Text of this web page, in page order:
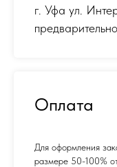
г. Уфа ул.
Оплата
Для оформления
размере 50-100%